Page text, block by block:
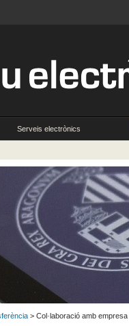
Serveis electrònics
> Col·laboració amb empresa